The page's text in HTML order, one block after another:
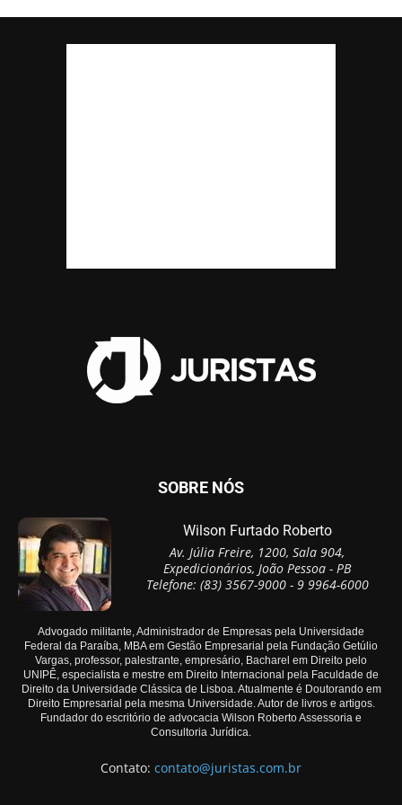
SOBRE NÓS
Wilson Furtado Roberto
Av. Júlia Freire, 1200, Sala 904,
Expedicionários, João Pessoa - PB
Telefone: (83) 3567-9000 - 9 9964-6000
Advogado militante, Administrador de Empresas pela Universidade
Federal da Paraíba, MBA em Gestão Empresarial pela Fundação Getúlio
Vargas, professor, palestrante, empresário, Bacharel em Direito pelo
UNIPÊ, especialista e mestre em Direito Internacional pela Faculdade de
Direito da Universidade Clássica de Lisboa. Atualmente é Doutorando em
Direito Empresarial pela mesma Universidade. Autor de livros e artigos.
Fundador do escritório de advocacia Wilson Roberto Assessoria e
Consultoria Jurídica.
Contato: contato@juristas.com.br